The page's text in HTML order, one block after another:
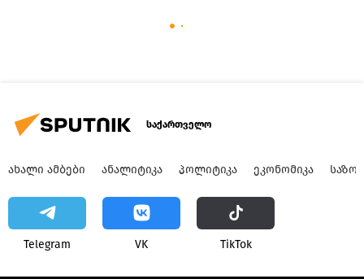
საქართველო
ᲐᲮᲐᲚᲘ ᲐᲛᲑᲔᲑᲘ ᲐᲜᲐᲚᲘᲢᲘᲙᲐ ᲞᲝᲚᲘᲢᲘᲙᲐ ᲔᲙᲝᲜᲝᲛᲘᲙᲐ
Telegram VK ТikТоk